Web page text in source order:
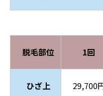
脱毛部位 1回
ひざ上 29,700